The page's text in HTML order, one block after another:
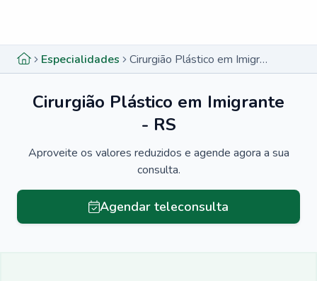
Especialidades Cirurgião Plástico em Imigrante - RS
Cirurgião Plástico em Imigrante
- RS
Aproveite os valores reduzidos e agende agora a sua
consulta.
Agendar teleconsulta